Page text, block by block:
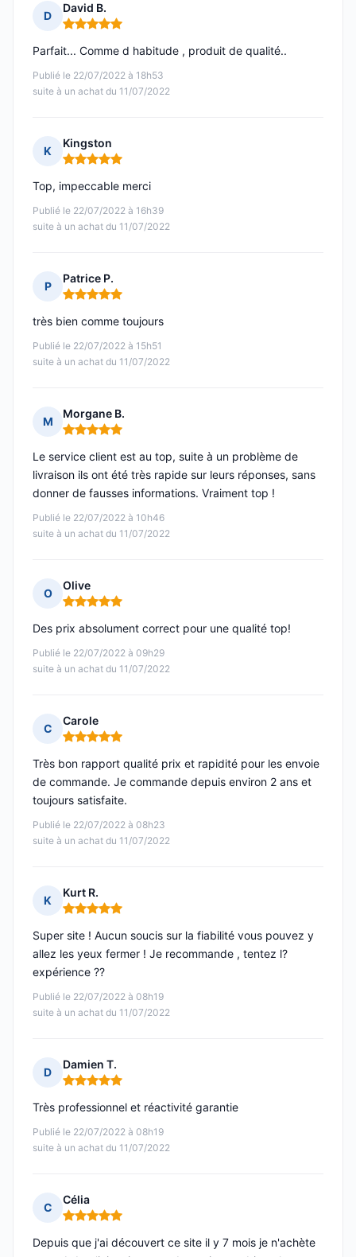
D
David B.
Note : 5 sur 5
Publié le 22/07/2022 à 18h53
suite à un achat du 11/07/2022
Parfait... Comme d habitude , produit de qualité..
K
Kingston
Note : 5 sur 5
Publié le 22/07/2022 à 16h39
suite à un achat du 11/07/2022
Top, impeccable merci
P
Patrice P.
Note : 5 sur 5
Publié le 22/07/2022 à 15h51
suite à un achat du 11/07/2022
très bien comme toujours
M
Morgane B.
Note : 5 sur 5
Publié le 22/07/2022 à 10h46
suite à un achat du 11/07/2022
Le service client est au top, suite à un problème de
livraison ils ont été très rapide sur leurs réponses, sans
donner de fausses informations. Vraiment top !
O
Olive
Note : 5 sur 5
Publié le 22/07/2022 à 09h29
suite à un achat du 11/07/2022
Des prix absolument correct pour une qualité top!
C
Carole
Note : 5 sur 5
Publié le 22/07/2022 à 08h23
suite à un achat du 11/07/2022
Très bon rapport qualité prix et rapidité pour les envoie
de commande. Je commande depuis environ 2 ans et
toujours satisfaite.
K
Kurt R.
Note : 5 sur 5
Publié le 22/07/2022 à 08h19
suite à un achat du 11/07/2022
Super site ! Aucun soucis sur la fiabilité vous pouvez y
allez les yeux fermer ! Je recommande , tentez l?
expérience ??
D
Damien T.
Note : 5 sur 5
Publié le 22/07/2022 à 08h19
suite à un achat du 11/07/2022
Très professionnel et réactivité garantie
C
Célia
Note : 5 sur 5
Depuis que j'ai découvert ce site il y 7 mois je n'achète